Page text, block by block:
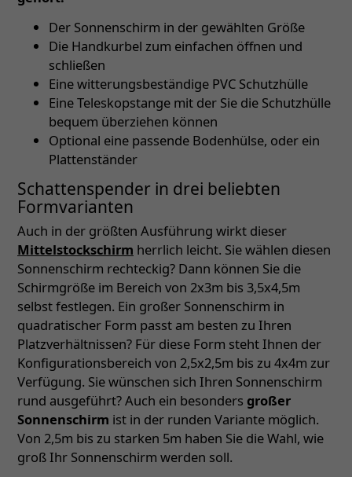
Der Sonnenschirm in der gewählten Größe
Die Handkurbel zum einfachen öffnen und
schließen
Eine witterungsbeständige PVC Schutzhülle
Eine Teleskopstange mit der Sie die Schutzhülle
bequem überziehen können
Optional eine passende Bodenhülse, oder ein
Plattenständer
Schattenspender in drei beliebten
Formvarianten
Auch in der größten Ausführung wirkt dieser
Mittelstockschirm herrlich leicht. Sie wählen diesen
Sonnenschirm rechteckig? Dann können Sie die
Schirmgröße im Bereich von 2x3m bis 3,5x4,5m
selbst festlegen. Ein großer Sonnenschirm in
quadratischer Form passt am besten zu Ihren
Platzverhältnissen? Für diese Form steht Ihnen der
Konfigurationsbereich von 2,5x2,5m bis zu 4x4m zur
Verfügung. Sie wünschen sich Ihren Sonnenschirm
rund ausgeführt? Auch ein besonders großer
Sonnenschirm ist in der runden Variante möglich.
Von 2,5m bis zu starken 5m haben Sie die Wahl, wie
groß Ihr Sonnenschirm werden soll.